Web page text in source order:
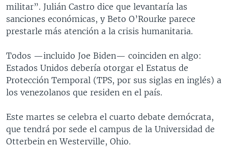
DEPORTIVO INTERNACIONAL
Idiomas
militar”. Julián Castro dice que levantaría las
sanciones económicas, y Beto O’Rourke parece
prestarle más atención a la crisis humanitaria.
Todos —incluido Joe Biden— coinciden en algo:
Estados Unidos debería otorgar el Estatus de
Protección Temporal (TPS, por sus siglas en inglés) a
los venezolanos que residen en el país.
Este martes se celebra el cuarto debate demócrata,
que tendrá por sede el campus de la Universidad de
Otterbein en Westerville, Ohio.